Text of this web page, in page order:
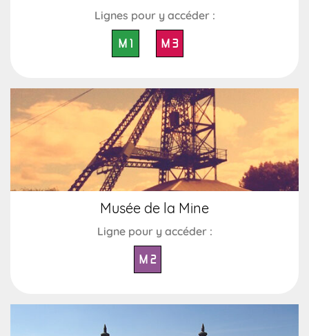
Lignes pour y accéder :
M 1
M 3
Musée de la Mine
Ligne pour y accéder :
M 2